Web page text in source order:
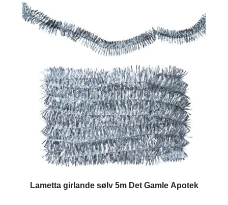
Lametta girlande sølv 5m Det Gamle Apotek